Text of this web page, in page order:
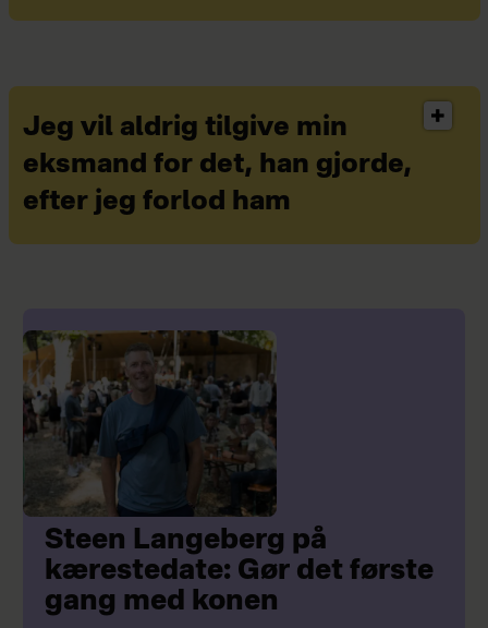
Jeg vil aldrig tilgive min
eksmand for det, han gjorde,
efter jeg forlod ham
Steen Langeberg på
kærestedate: Gør det første
gang med konen